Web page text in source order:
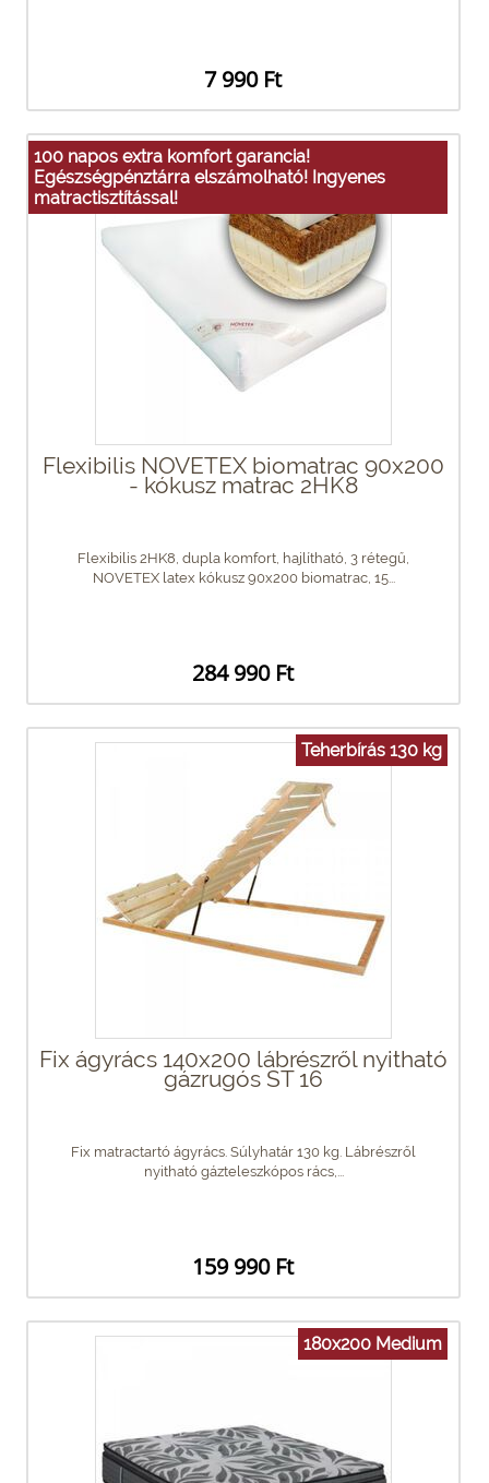
7 990 Ft
100 napos extra komfort garancia!
Egészségpénztárra elszámolható! Ingyenes
matractisztítással!
Flexibilis NOVETEX biomatrac 90x200
- kókusz matrac 2HK8
Flexibilis 2HK8, dupla komfort, hajlítható, 3 rétegű,
NOVETEX latex kókusz 90x200 biomatrac, 15...
284 990 Ft
Teherbírás 130 kg
Fix ágyrács 140x200 lábrészről nyitható
gázrugós ST 16
Fix matractartó ágyrács. Súlyhatár 130 kg. Lábrészről
nyitható gázteleszkópos rács,...
159 990 Ft
180x200 Medium